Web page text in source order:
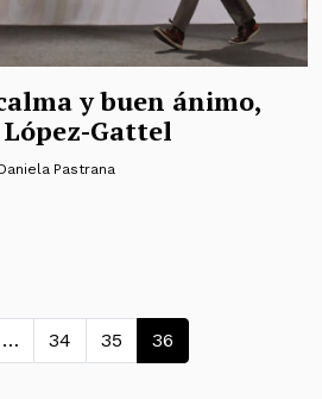
y buen ánimo,
Gattel
Pastrana
de entradas
… 34 35 36